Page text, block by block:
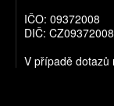
IČO: 09372008
DIČ: CZ09372008
V případě dotazů